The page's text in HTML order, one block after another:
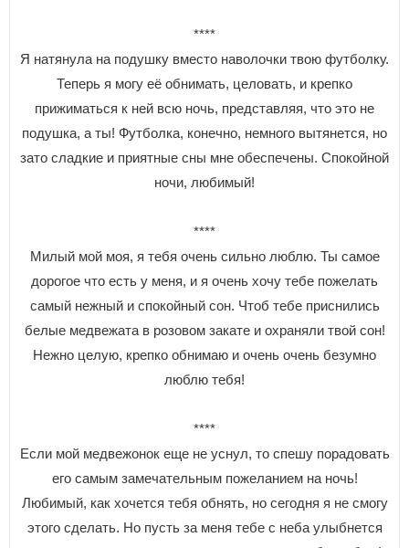
****
Я натянула на подушку вместо наволочки твою футболку.
Теперь я могу её обнимать, целовать, и крепко
прижиматься к ней всю ночь, представляя, что это не
подушка, а ты! Футболка, конечно, немного вытянется, но
зато сладкие и приятные сны мне обеспечены. Спокойной
ночи, любимый!
****
Милый мой моя, я тебя очень сильно люблю. Ты самое
дорогое что есть у меня, и я очень хочу тебе пожелать
самый нежный и спокойный сон. Чтоб тебе приснились
белые медвежата в розовом закате и охраняли твой сон!
Нежно целую, крепко обнимаю и очень очень безумно
люблю тебя!
****
Если мой медвежонок еще не уснул, то спешу порадовать
его самым замечательным пожеланием на ночь!
Любимый, как хочется тебя обнять, но сегодня я не смогу
этого сделать. Но пусть за меня тебе с неба улыбнется